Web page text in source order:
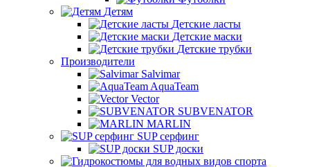
Детям
Детские ласты
Детские маски
Детские трубки
Производители
Salvimar
AquaTeam
Vector
SUBVENATOR
MARLIN
SUP серфинг
SUP доски